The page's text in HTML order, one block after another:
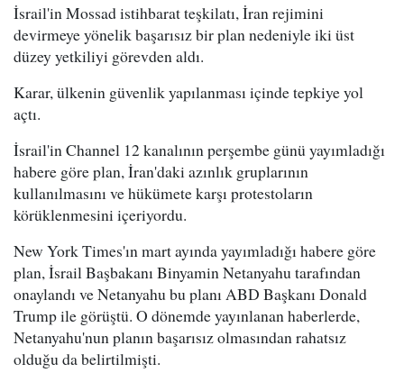
İsrail'in Mossad istihbarat teşkilatı, İran rejimini
devirmeye yönelik başarısız bir plan nedeniyle iki üst
düzey yetkiliyi görevden aldı.
Karar, ülkenin güvenlik yapılanması içinde tepkiye yol
açtı.
İsrail'in Channel 12 kanalının perşembe günü yayımladığı
habere göre plan, İran'daki azınlık gruplarının
kullanılmasını ve hükümete karşı protestoların
körüklenmesini içeriyordu.
New York Times'ın mart ayında yayımladığı habere göre
plan, İsrail Başbakanı Binyamin Netanyahu tarafından
onaylandı ve Netanyahu bu planı ABD Başkanı Donald
Trump ile görüştü. O dönemde yayınlanan haberlerde,
Netanyahu'nun planın başarısız olmasından rahatsız
olduğu da belirtilmişti.